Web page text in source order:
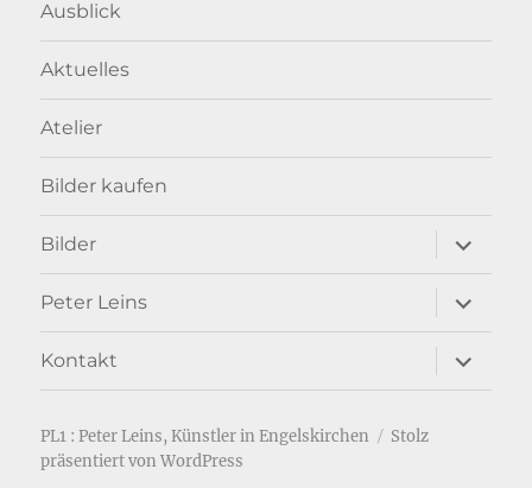
Ausblick
Aktuelles
Atelier
Bilder kaufen
Bilder
anzeigen
Peter Leins
anzeigen
Kontakt
anzeigen
PL1 : Peter Leins, Künstler in Engelskirchen
Stolz
präsentiert von WordPress